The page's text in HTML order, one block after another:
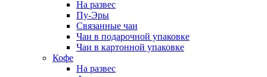
На развес
Пу-Эры
Связанные чаи
Чаи в подарочной упаковке
Чаи в картонной упаковке
Кофе
На развес